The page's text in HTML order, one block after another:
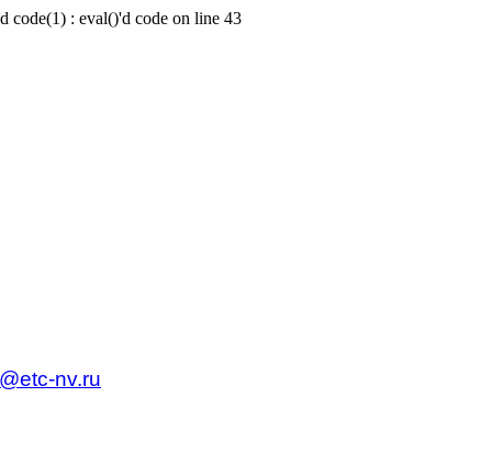
code(1) : eval()'d code on line 43
nv.ru